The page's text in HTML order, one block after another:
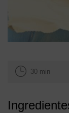
30 min